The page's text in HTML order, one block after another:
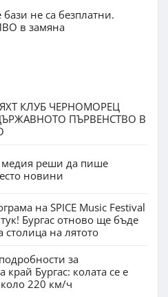
бази не са безплатни.
в замяна
КЛУБ ЧЕРНОМОРЕЦ
ПЪРВЕНСТВО В
медия реши да пише
новини
на SPICE Music Festival
Бургас отново ще бъде
столица на лятото
за
край Бургас: колата се е
220 км/ч